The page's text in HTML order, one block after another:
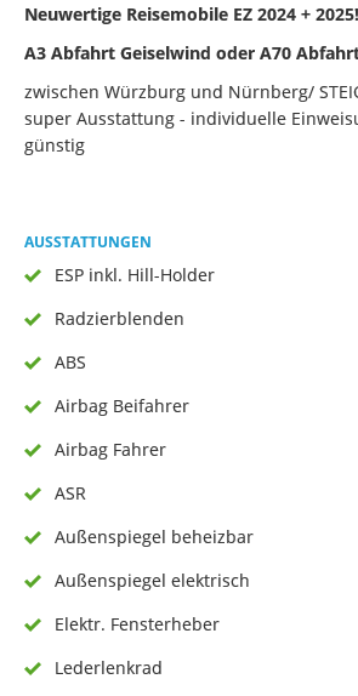
Neuwertige Reisemobile EZ 2024 + 2025!
A3 Abfahrt Geiselwind oder A70
zwischen Würzburg und Nürnberg/
super Ausstattung - individuelle
günstig
AUSSTATTUNGEN
ESP inkl. Hill-Holder
Radzierblenden
ABS
Airbag Beifahrer
Airbag Fahrer
ASR
Außenspiegel beheizbar
Außenspiegel elektrisch
Elektr. Fensterheber
Lederlenkrad